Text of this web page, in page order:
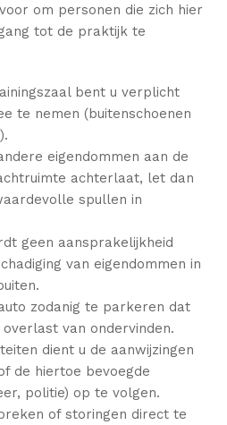
om personen die zich hier
tot de praktijk te
bent u verplicht
te nemen (buitenschoenen
eigendommen aan de
achterlaat, let dan
spullen in
geen aansprakelijkheid
van eigendommen in
zodanig te parkeren dat
van ondervinden.
dient u de aanwijzingen
de hiertoe bevoegde
politie) op te volgen.
of storingen direct te